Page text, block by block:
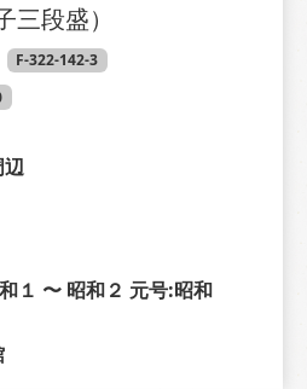
段盛）
F-322-142-3
１ 〜 昭和２ 元号:昭和